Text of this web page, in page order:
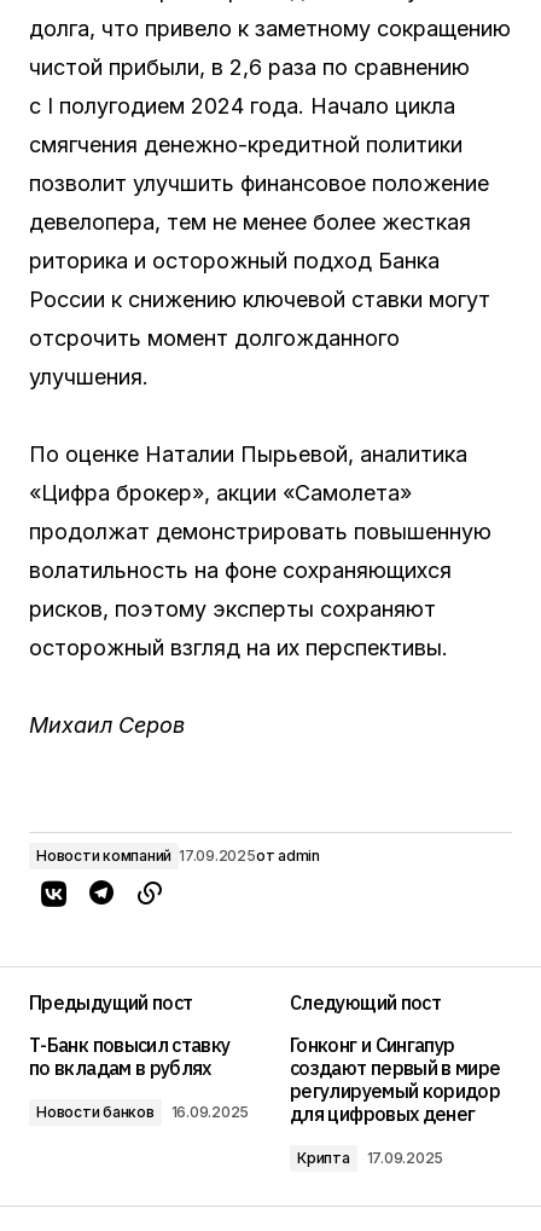
долга, что привело к заметному сокращению
чистой прибыли, в 2,6 раза по сравнению
с I полугодием 2024 года. Начало цикла
смягчения денежно-кредитной политики
позволит улучшить финансовое положение
девелопера, тем не менее более жесткая
риторика и осторожный подход Банка
России к снижению ключевой ставки могут
отсрочить момент долгожданного
улучшения.
По оценке Наталии Пырьевой, аналитика
«Цифра брокер», акции «Самолета»
продолжат демонстрировать повышенную
волатильность на фоне сохраняющихся
рисков, поэтому эксперты сохраняют
осторожный взгляд на их перспективы.
Михаил Серов
Новости компаний 17.09.2025от admin
Предыдущий пост
Т-Банк повысил ставку
по вкладам в рублях
Новости банков 16.09.2025
Следующий пост
Гонконг и Сингапур
создают первый в мире
регулируемый коридор
для цифровых денег
Крипта 17.09.2025